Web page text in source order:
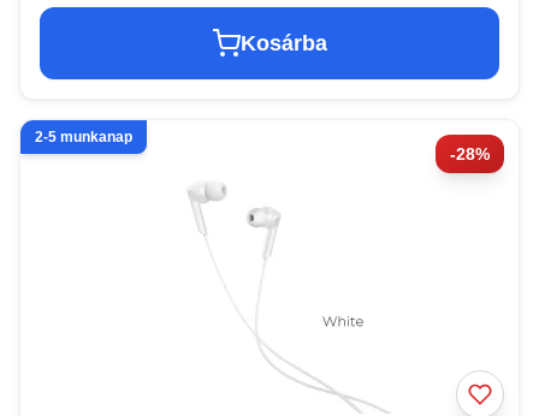
Kosárba
-28%
2-5 munkanap